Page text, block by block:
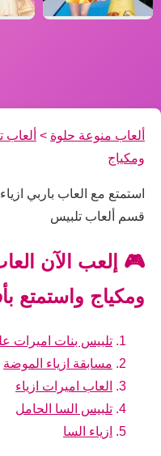
ألعاب منوعة حلوة > ألعاب
ومكياج
استمتع مع العاب باربي
قسم ألعاب تلبيس
🎮 إلعب الآن
ومكياج واستمتع
تلبيس بنات اميرات
مسابقة ازياء الموضة
العاب اميرات ازياء
تلبيس السا الحامل
ازياء السا